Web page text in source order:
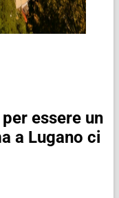
essere un
a Lugano ci